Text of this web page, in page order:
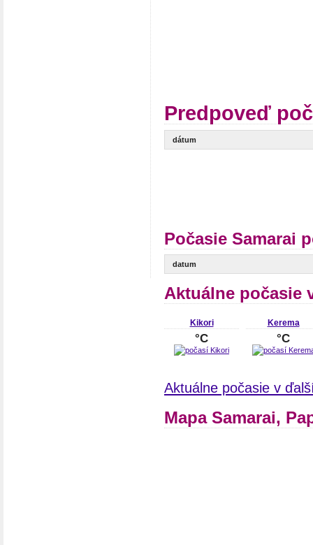
Predpoveď
dátum
Počasie Samarai
datum
Aktuálne počasie
Kikori
°C
Kerema
°C
Aktuálne počasie v
Mapa Samarai,